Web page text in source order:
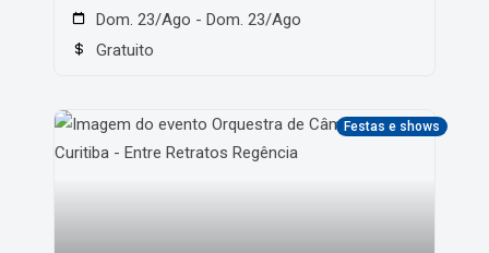
Dom. 23/Ago - Dom. 23/Ago
Gratuito
Festas e shows